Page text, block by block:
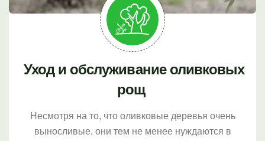
Уход и обслуживание оливковых
рощ
Несмотря на то, что оливковые деревья очень
выносливые, они тем не менее нуждаются в